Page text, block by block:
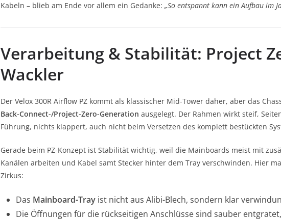
Kabeln – blieb am Ende vor allem ein Gedanke: „So entspannt kann ein Aufbau im
Verarbeitung & Stabilität: Project
Wackler
Der Velox 300R Airflow PZ kommt als klassischer Mid-Tower daher, aber das
Back-Connect-/Project-Zero-Generation ausgelegt. Der Rahmen wirkt steif,
Führung, nichts klappert, auch nicht beim Versetzen des komplett bestückten
Gerade beim PZ-Konzept ist Stabilität wichtig, weil die Mainboards meist mit
Kanälen arbeiten und Kabel samt Stecker hinter dem Tray verschwinden. Hier
Zirkus:
Das Mainboard-Tray ist nicht aus Alibi-Blech, sondern klar
Die Öffnungen für die rückseitigen Anschlüsse sind sauber